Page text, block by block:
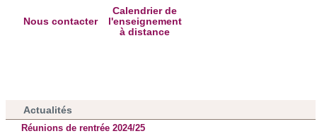
Nous contacter
Calendrier de
l'enseignement
à distance
Actualités
Réunions de rentrée 2024/25